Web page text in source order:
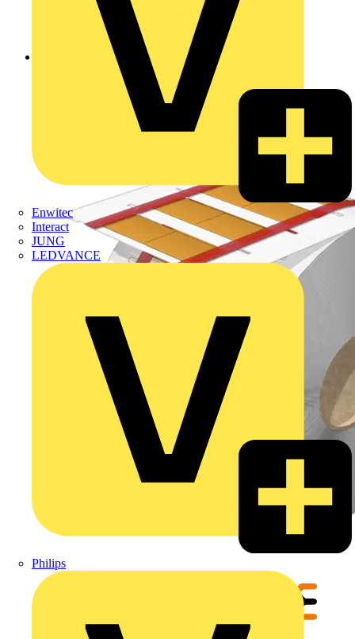
Enwitec
Interact
JUNG
LEDVANCE
Philips
Zurück zu Produkte